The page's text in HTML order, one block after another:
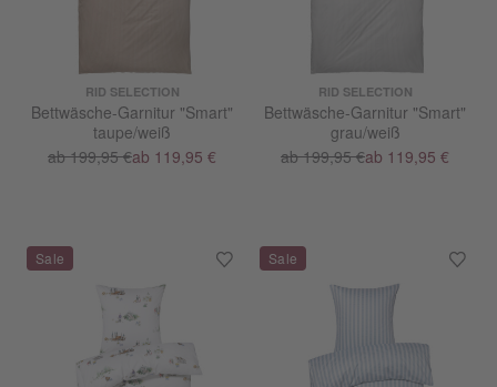
RID SELECTION
Bettwäsche-Garnitur "Smart"
taupe/weiß
ab 199,95 €ab 119,95 €
RID SELECTION
Bettwäsche-Garnitur "Smart"
grau/weiß
ab 199,95 €ab 119,95 €